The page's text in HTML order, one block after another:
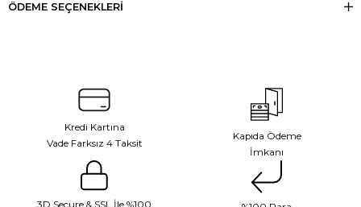
ÖDEME SEÇENEKLERI
Kredi Kartına
Vade Farksız 4 Taksit
Kapıda Ödeme
İmkanı